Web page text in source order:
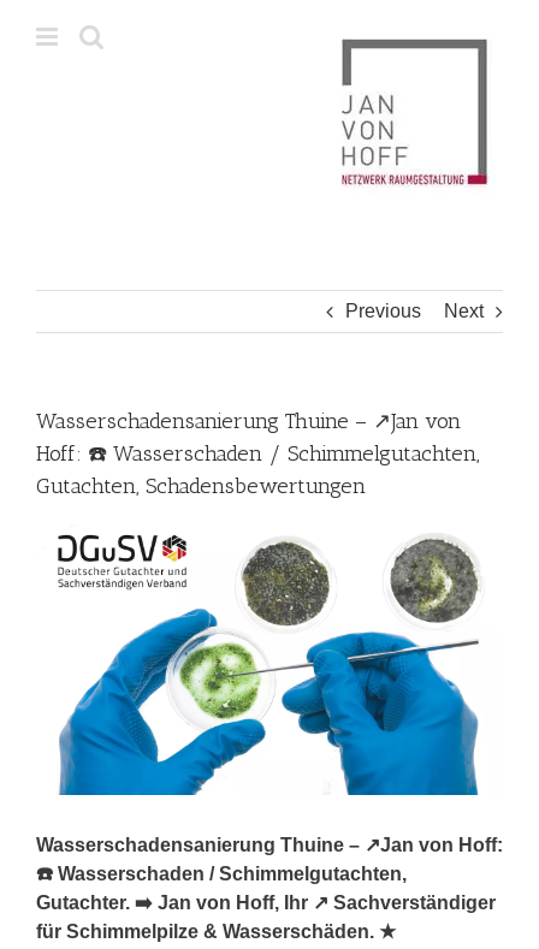
Previous Next
Wasserschadensanierung Thuine – ↗️Jan von
Hoff: ☎️ Wasserschaden / Schimmelgutachten,
Gutachten, Schadensbewertungen
Wasserschadensanierung Thuine – ↗️Jan von Hoff:
☎️ Wasserschaden / Schimmelgutachten,
Gutachter. ➡️ Jan von Hoff, Ihr ↗️ Sachverständiger
für Schimmelpilze & Wasserschäden. ★